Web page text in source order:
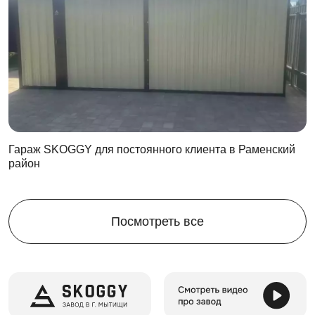
гаража выдерживает нагрузку до 500 кг на 1 квадратный
метр.
При желании клиента, контейнер можно оборудовать
распашными воротами или рольставнями.
Дополнения:
пластика толщиной 2 мм,
Освещение на солнечных батареях,
Системы хранения (прямой стеллаж, система
Велосипедная стойка,
Система хранения для шин
Гараж SKOGGY для постоянного клиента в Раменский
район
Посмотреть все